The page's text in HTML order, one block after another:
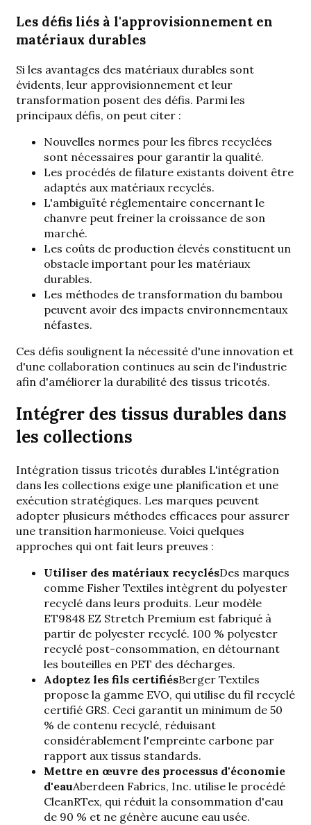
Les défis liés à l'approvisionnement en
matériaux durables
Si les avantages des matériaux durables sont
évidents, leur approvisionnement et leur
transformation posent des défis. Parmi les
principaux défis, on peut citer :
Nouvelles normes pour les fibres recyclées
sont nécessaires pour garantir la qualité.
Les procédés de filature existants doivent être
adaptés aux matériaux recyclés.
L'ambiguïté réglementaire concernant le
chanvre peut freiner la croissance de son
marché.
Les coûts de production élevés constituent un
obstacle important pour les matériaux
durables.
Les méthodes de transformation du bambou
peuvent avoir des impacts environnementaux
néfastes.
Ces défis soulignent la nécessité d'une innovation et
d'une collaboration continues au sein de l'industrie
afin d'améliorer la durabilité des tissus tricotés.
Intégrer des tissus durables dans
les collections
Intégration tissus tricotés durables L'intégration
dans les collections exige une planification et une
exécution stratégiques. Les marques peuvent
adopter plusieurs méthodes efficaces pour assurer
une transition harmonieuse. Voici quelques
approches qui ont fait leurs preuves :
Utiliser des matériaux recyclésDes marques
comme Fisher Textiles intègrent du polyester
recyclé dans leurs produits. Leur modèle
ET9848 EZ Stretch Premium est fabriqué à
partir de polyester recyclé. 100 % polyester
recyclé post-consommation, en détournant
les bouteilles en PET des décharges.
Adoptez les fils certifiésBerger Textiles
propose la gamme EVO, qui utilise du fil recyclé
certifié GRS. Ceci garantit un minimum de 50
% de contenu recyclé, réduisant
considérablement l'empreinte carbone par
rapport aux tissus standards.
Mettre en œuvre des processus d'économie
d'eauAberdeen Fabrics, Inc. utilise le procédé
CleanRTex, qui réduit la consommation d'eau
de 90 % et ne génère aucune eau usée.